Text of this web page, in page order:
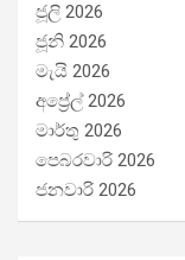
ජූලි 2026
ජූනි 2026
මැයි 2026
අප්‍රේල් 2026
මාර්තු 2026
පෙබරවාරි 2026
ජනවාරි 2026